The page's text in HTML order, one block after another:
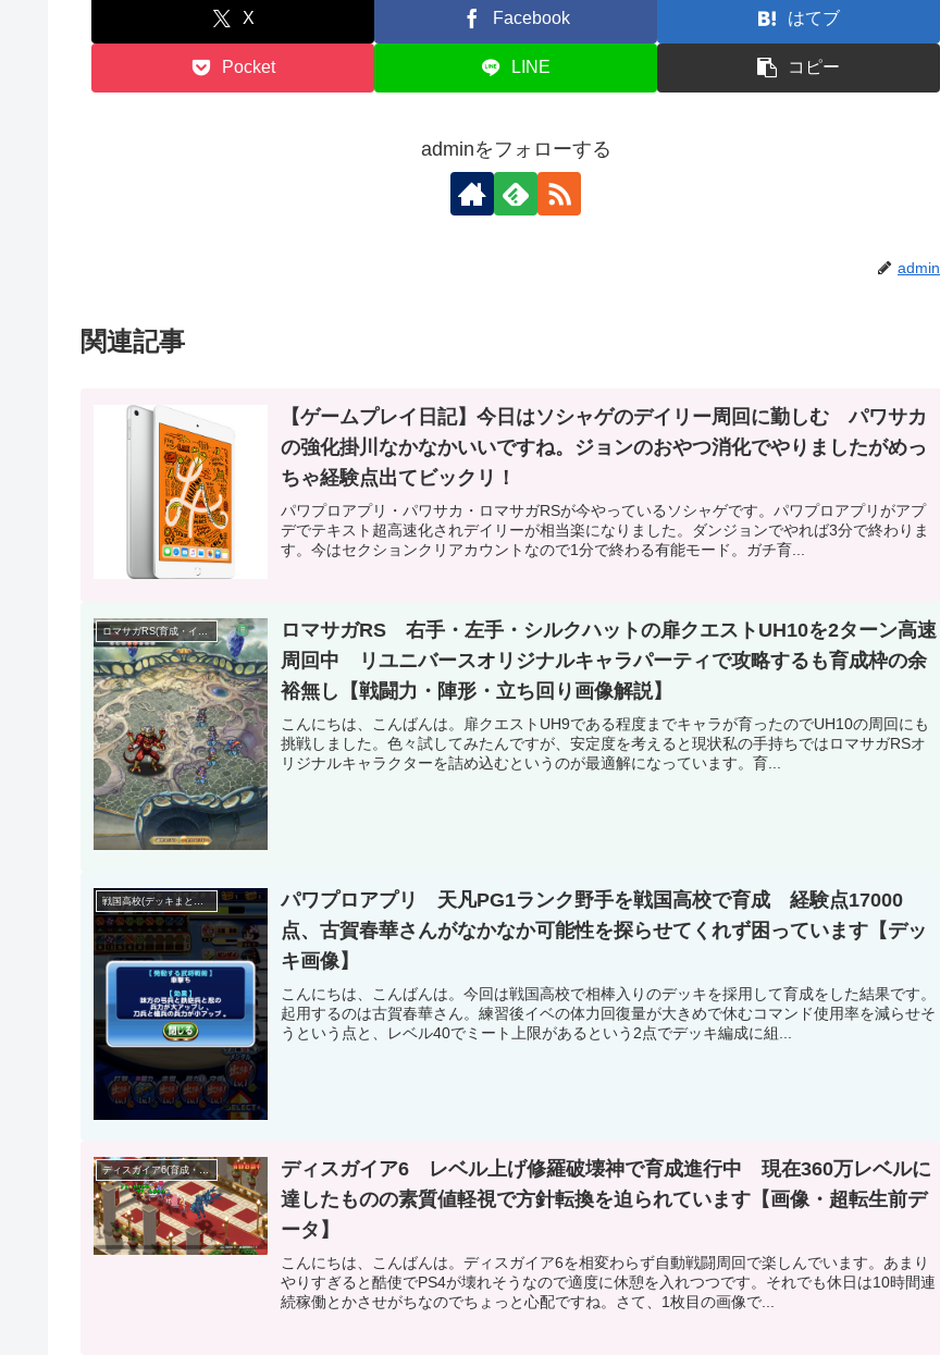
X Facebook はてブ
Pocket LINE コピー
adminをフォローする
admin
関連記事
【ゲームプレイ日記】今日はソシャゲのデイリー周回に勤しむ パワサカ
の強化掛川なかなかいいですね。ジョンのおやつ消化でやりましたがめっ
ちゃ経験点出てビックリ！
パワプロアプリ・パワサカ・ロマサガRSが今やっているソシャゲです。パワプロアプリがアプ
デでテキスト超高速化されデイリーが相当楽になりました。ダンジョンでやれば3分で終わりま
す。今はセクションクリアカウントなので1分で終わる有能モード。ガチ育...
ロマサガRS(育成・イベント参加・ガチャ記録)
ロマサガRS 右手・左手・シルクハットの扉クエストUH10を2ターン高速
周回中 リユニバースオリジナルキャラパーティで攻略するも育成枠の余
裕無し【戦闘力・陣形・立ち回り画像解説】
こんにちは、こんばんは。扉クエストUH9である程度までキャラが育ったのでUH10の周回にも
挑戦しました。色々試してみたんですが、安定度を考えると現状私の手持ちではロマサガRSオ
リジナルキャラクターを詰め込むというのが最適解になっています。育...
パワプロアプリ 天凡PG1ランク野手を戦国高校で育成 経験点17000
点、古賀春華さんがなかなか可能性を探らせてくれず困っています【デッ
キ画像】
こんにちは、こんばんは。今回は戦国高校で相棒入りのデッキを採用して育成をした結果です。
起用するのは古賀春華さん。練習後イベの体力回復量が大きめで休むコマンド使用率を減らせそ
うという点と、レベル40でミート上限があるという2点でデッキ編成に組...
ディスガイア6(育成・攻略・魔心エディット・プレイ記録集)
ディスガイア6 レベル上げ修羅破壊神で育成進行中 現在360万レベルに
達したものの素質値軽視で方針転換を迫られています【画像・超転生前デ
ータ】
こんにちは、こんばんは。ディスガイア6を相変わらず自動戦闘周回で楽しんでいます。あまり
やりすぎると酷使でPS4が壊れそうなので適度に休憩を入れつつです。それでも休日は10時間連
続稼働とかさせがちなのでちょっと心配ですね。さて、1枚目の画像で...